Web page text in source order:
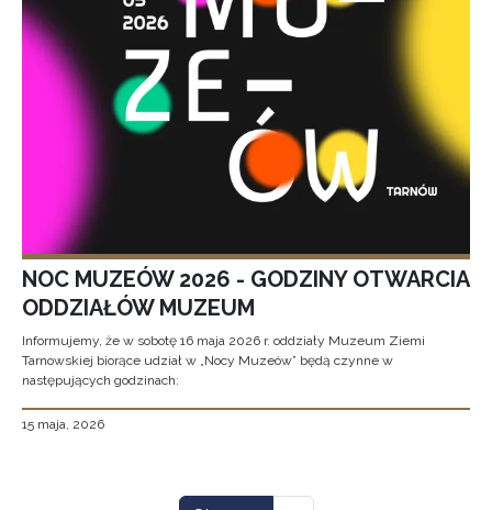
NOC MUZEÓW 2026 - GODZINY OTWARCIA
ODDZIAŁÓW MUZEUM
Informujemy, że w sobotę 16 maja 2026 r. oddziały Muzeum Ziemi
Tarnowskiej biorące udział w „Nocy Muzeów” będą czynne w
następujących godzinach:
15 maja, 2026